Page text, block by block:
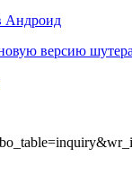
Андроид
версию